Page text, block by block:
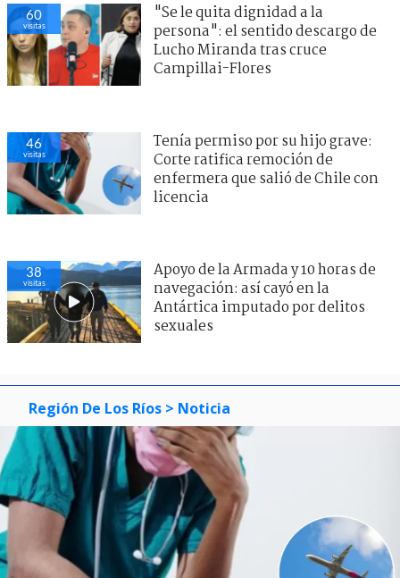
60
visitas
"Se le quita dignidad a la
persona": el sentido descargo de
Lucho Miranda tras cruce
Campillai-Flores
46
visitas
Tenía permiso por su hijo grave:
Corte ratifica remoción de
enfermera que salió de Chile con
licencia
38
visitas
Apoyo de la Armada y 10 horas de
navegación: así cayó en la
Antártica imputado por delitos
sexuales
Región De Los Ríos > Noticia